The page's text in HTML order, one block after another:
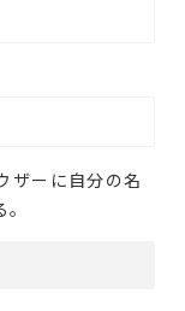
ザーに自分の名